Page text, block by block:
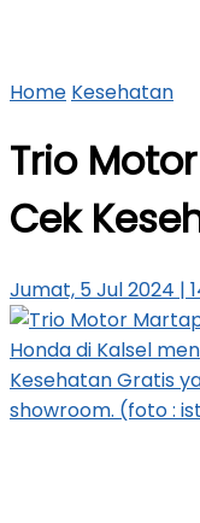
Home Kesehatan
Trio
Cek
Jumat, 5 Jul 2024 |